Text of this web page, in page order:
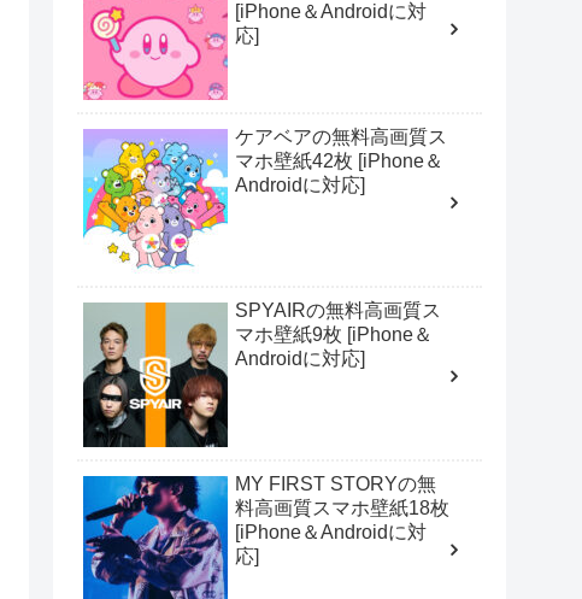
[iPhone＆Androidに対
応]
ケアベアの無料高画質ス
マホ壁紙42枚 [iPhone＆
Androidに対応]
SPYAIRの無料高画質ス
マホ壁紙9枚 [iPhone＆
Androidに対応]
MY FIRST STORYの無
料高画質スマホ壁紙18枚
[iPhone＆Androidに対
応]